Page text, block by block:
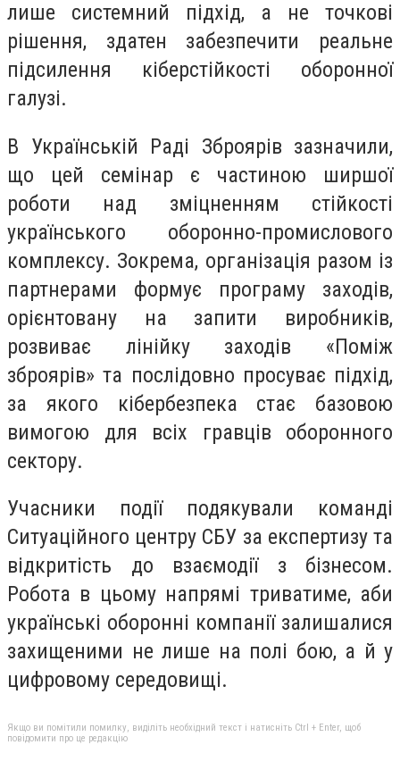
лише системний підхід, а не точкові
рішення, здатен забезпечити реальне
підсилення кіберстійкості оборонної
галузі.
В Українській Раді Зброярів зазначили,
що цей семінар є частиною ширшої
роботи над зміцненням стійкості
українського оборонно-промислового
комплексу. Зокрема, організація разом із
партнерами формує програму заходів,
орієнтовану на запити виробників,
розвиває лінійку заходів «Поміж
зброярів» та послідовно просуває підхід,
за якого кібербезпека стає базовою
вимогою для всіх гравців оборонного
сектору.
Учасники події подякували команді
Ситуаційного центру СБУ за експертизу та
відкритість до взаємодії з бізнесом.
Робота в цьому напрямі триватиме, аби
українські оборонні компанії залишалися
захищеними не лише на полі бою, а й у
цифровому середовищі.
Якщо ви помітили помилку, виділіть необхідний текст і натисніть Ctrl + Enter, щоб
повідомити про це редакцію